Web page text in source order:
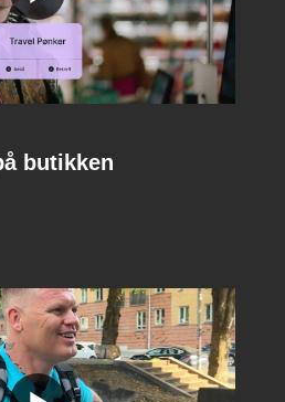
butikken